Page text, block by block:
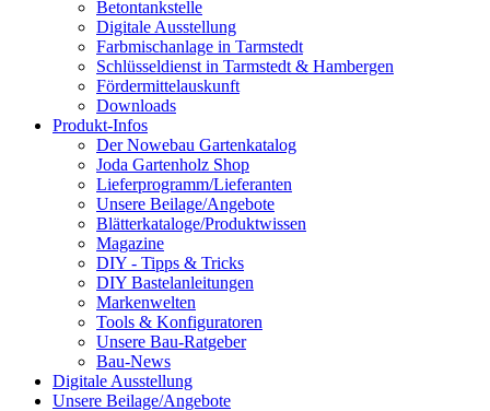
Betontankstelle
Digitale Ausstellung
Farbmischanlage in Tarmstedt
Schlüsseldienst in Tarmstedt & Hambergen
Fördermittelauskunft
Downloads
Produkt-Infos
Der Nowebau Gartenkatalog
Joda Gartenholz Shop
Lieferprogramm/Lieferanten
Unsere Beilage/Angebote
Blätterkataloge/Produktwissen
Magazine
DIY - Tipps & Tricks
DIY Bastelanleitungen
Markenwelten
Tools & Konfiguratoren
Unsere Bau-Ratgeber
Bau-News
Digitale Ausstellung
Unsere Beilage/Angebote